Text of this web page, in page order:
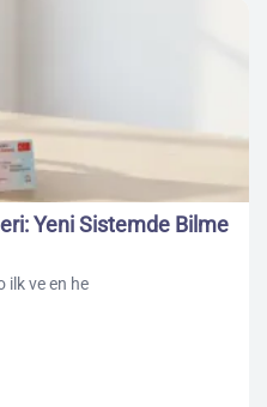
Yeni Sistemde Bilme
ilk ve en he